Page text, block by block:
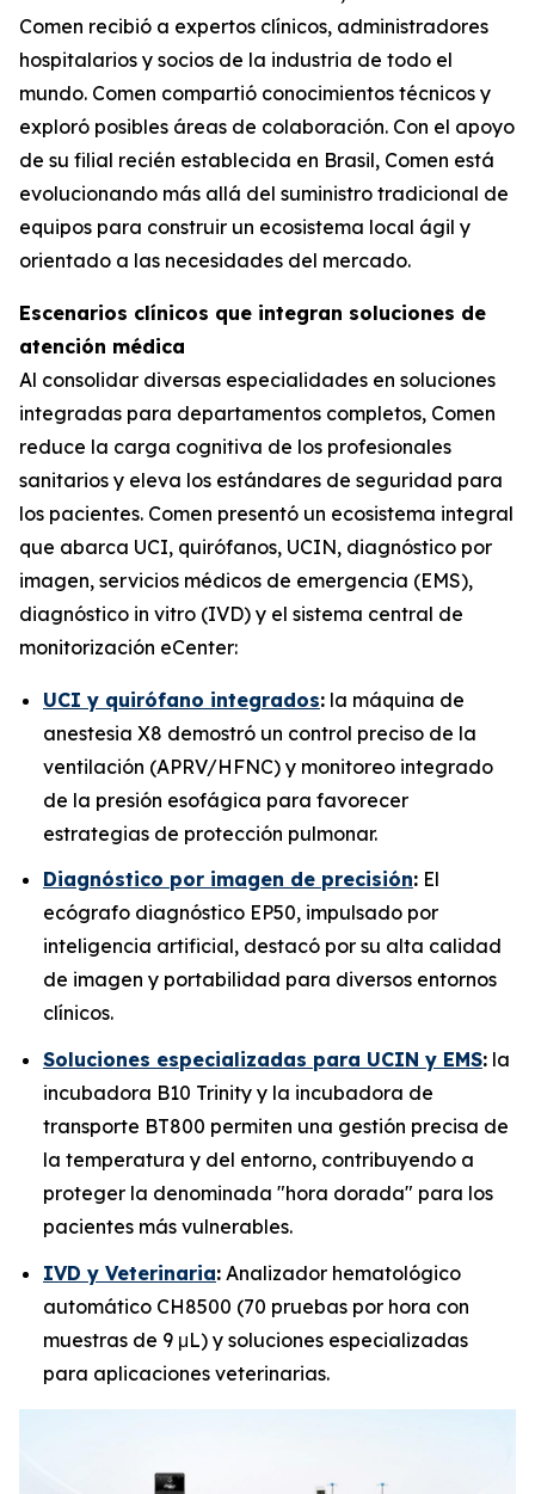
Comen recibió a expertos clínicos, administradores
hospitalarios y socios de la industria de todo el
mundo. Comen compartió conocimientos técnicos y
exploró posibles áreas de colaboración. Con el apoyo
de su filial recién establecida en Brasil, Comen está
evolucionando más allá del suministro tradicional de
equipos para construir un ecosistema local ágil y
orientado a las necesidades del mercado.
Escenarios clínicos que integran soluciones de
atención médica
Al consolidar diversas especialidades en soluciones
integradas para departamentos completos, Comen
reduce la carga cognitiva de los profesionales
sanitarios y eleva los estándares de seguridad para
los pacientes. Comen presentó un ecosistema integral
que abarca UCI, quirófanos, UCIN, diagnóstico por
imagen, servicios médicos de emergencia (EMS),
diagnóstico in vitro (IVD) y el sistema central de
monitorización eCenter:
UCI y quirófano integrados: la máquina de
anestesia X8 demostró un control preciso de la
ventilación (APRV/HFNC) y monitoreo integrado
de la presión esofágica para favorecer
estrategias de protección pulmonar.
Diagnóstico por imagen de precisión: El
ecógrafo diagnóstico EP50, impulsado por
inteligencia artificial, destacó por su alta calidad
de imagen y portabilidad para diversos entornos
clínicos.
Soluciones especializadas para UCIN y EMS: la
incubadora B10 Trinity y la incubadora de
transporte BT800 permiten una gestión precisa de
la temperatura y del entorno, contribuyendo a
proteger la denominada "hora dorada" para los
pacientes más vulnerables.
IVD y Veterinaria: Analizador hematológico
automático CH8500 (70 pruebas por hora con
muestras de 9 μL) y soluciones especializadas
para aplicaciones veterinarias.